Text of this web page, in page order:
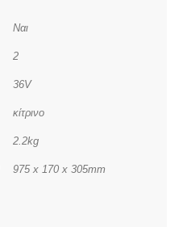
Ναι
2
36V
κίτρινο
2.2kg
975 x 170 x 305mm